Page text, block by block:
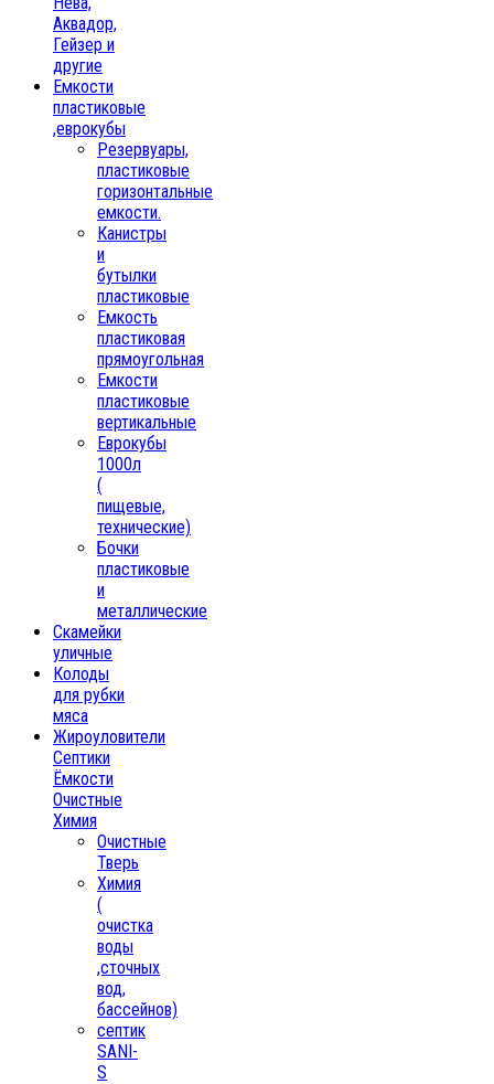
Аквадор,
Гейзер и
другие
Емкости
пластиковые
,еврокубы
Резервуары,
пластиковые
горизонтальные
емкости.
Канистры
и
бутылки
пластиковые
Емкость
пластиковая
прямоугольная
Емкости
пластиковые
вертикальные
Еврокубы
1000л
(
пищевые,
технические)
Бочки
пластиковые
и
металлические
Скамейки
уличные
Колоды
для рубки
мяса
Жироуловители
Септики
Ёмкости
Очистные
Химия
Очистные
Тверь
Химия
(
очистка
воды
,сточных
вод,
бассейнов)
септик
SANI-
S